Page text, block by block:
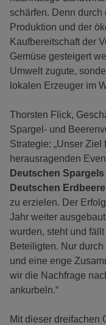
schärfen. Denn
Produktion und der
Kaufbereitschaft der
Gemüse gesteigert
Umwelt zugute,
lokalen Erzeuger im
Thorsten Flick,
Spargel- und
Strategie: „Unser
herausragenden
Deutschen Spargels
Deutschen
zu erzielen. Der
Jahr weiter
wurden, steht und
Beteiligten. Nur
und eine enge
wir die Nachfrage
ankurbeln.“
Mit dieser dreifachen